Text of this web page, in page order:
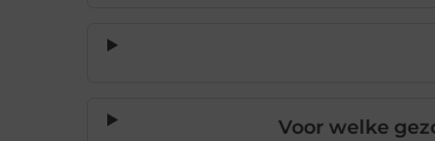
Voor welke